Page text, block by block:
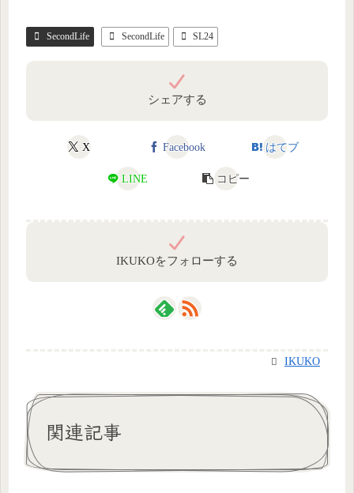
SecondLife SecondLife SL24
シェアする
X Facebook はてブ
LINE コピー
IKUKOをフォローする
IKUKO
関連記事